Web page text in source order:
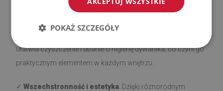
się, że powierzchnia jest gładka, czysta i sucha.
ułatwia czyszczenie i dbanie o higienę dywanika, co czyni go
praktycznym elementem w każdym wnętrzu.
✓ Wszechstronność i estetyka . Dzięki różnorodnym
POKAŻ SZCZEGÓŁY